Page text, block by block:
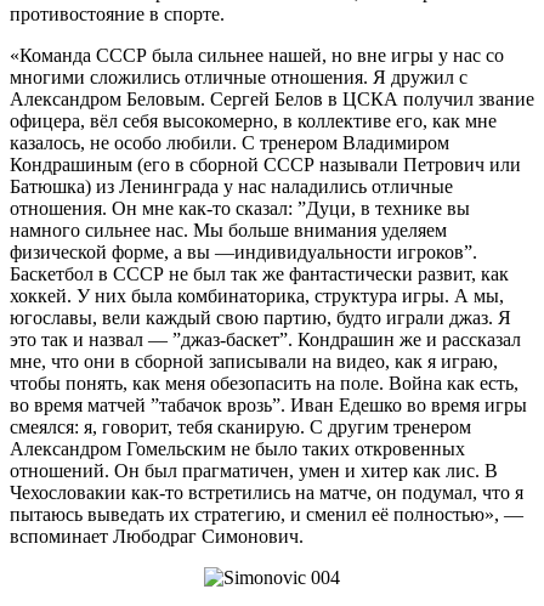
противостояние в спорте.
«Команда СССР была сильнее нашей, но вне игры у нас со
многими сложились отличные отношения. Я дружил с
Александром Беловым. Сергей Белов в ЦСКА получил звание
офицера, вёл себя высокомерно, в коллективе его, как мне
казалось, не особо любили. С тренером Владимиром
Кондрашиным (его в сборной СССР называли Петрович или
Батюшка) из Ленинграда у нас наладились отличные
отношения. Он мне как-то сказал: ”Дуци, в технике вы
намного сильнее нас. Мы больше внимания уделяем
физической форме, а вы —индивидуальности игроков”.
Баскетбол в СССР не был так же фантастически развит, как
хоккей. У них была комбинаторика, структура игры. А мы,
югославы, вели каждый свою партию, будто играли джаз. Я
это так и назвал — ”джаз-баскет”. Кондрашин же и рассказал
мне, что они в сборной записывали на видео, как я играю,
чтобы понять, как меня обезопасить на поле. Война как есть,
во время матчей ”табачок врозь”. Иван Едешко во время игры
смеялся: я, говорит, тебя сканирую. С другим тренером
Александром Гомельским не было таких откровенных
отношений. Он был прагматичен, умен и хитер как лис. В
Чехословакии как-то встретились на матче, он подумал, что я
пытаюсь выведать их стратегию, и сменил её полностью», —
вспоминает Любодраг Симонович.